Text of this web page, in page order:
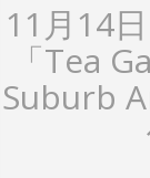
11月14
「Tea
Suburb